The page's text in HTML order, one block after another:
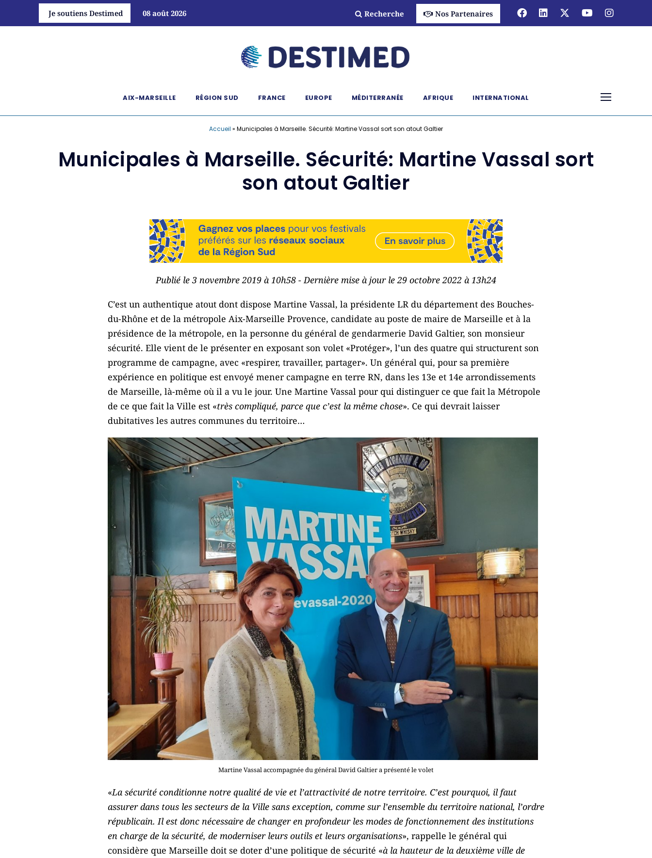
Je soutiens Destimed 08 août 2026 Recherche Nos Partenaires
AIX-MARSEILLE RÉGION SUD FRANCE EUROPE MÉDITERRANÉE AFRIQUE INTERNATIONAL
Accueil » Municipales à Marseille. Sécurité: Martine Vassal sort son atout Galtier
Municipales à Marseille. Sécurité: Martine Vassal sort
son atout Galtier
Publié le 3 novembre 2019 à 10h58 - Dernière mise à jour le 29 octobre 2022 à 13h24
C’est un authentique atout dont dispose Martine Vassal, la présidente LR du département des Bouches-
du-Rhône et de la métropole Aix-Marseille Provence, candidate au poste de maire de Marseille et à la
présidence de la métropole, en la personne du général de gendarmerie David Galtier, son monsieur
sécurité. Elle vient de le présenter en exposant son volet «Protéger», l’un des quatre qui structurent son
programme de campagne, avec «respirer, travailler, partager». Un général qui, pour sa première
expérience en politique est envoyé mener campagne en terre RN, dans les 13e et 14e arrondissements
de Marseille, là-même où il a vu le jour. Une Martine Vassal pour qui distinguer ce que fait la Métropole
de ce que fait la Ville est «très compliqué, parce que c’est la même chose». Ce qui devrait laisser
dubitatives les autres communes du territoire…
Martine Vassal accompagnée du général David Galtier a présenté le volet
«La sécurité conditionne notre qualité de vie et l’attractivité de notre territoire. C’est pourquoi, il faut
assurer dans tous les secteurs de la Ville sans exception, comme sur l’ensemble du territoire national, l’ordre
républicain. Il est donc nécessaire de changer en profondeur les modes de fonctionnement des institutions
en charge de la sécurité, de moderniser leurs outils et leurs organisations», rappelle le général qui
considère que Marseille doit se doter d’une politique de sécurité «à la hauteur de la deuxième ville de